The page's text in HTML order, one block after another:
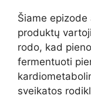
Šiame
produktų
rodo, kad
fermentuoti
sveikatos